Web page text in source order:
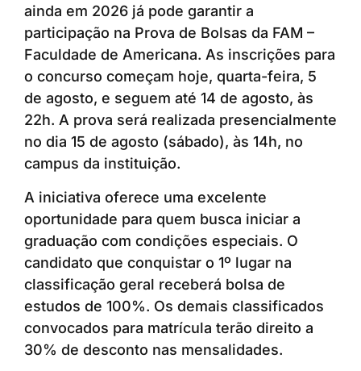
ainda em 2026 já pode garantir a
participação na Prova de Bolsas da FAM –
Faculdade de Americana. As inscrições para
o concurso começam hoje, quarta-feira, 5
de agosto, e seguem até 14 de agosto, às
22h. A prova será realizada presencialmente
no dia 15 de agosto (sábado), às 14h, no
campus da instituição.
A iniciativa oferece uma excelente
oportunidade para quem busca iniciar a
graduação com condições especiais. O
candidato que conquistar o 1º lugar na
classificação geral receberá bolsa de
estudos de 100%. Os demais classificados
convocados para matrícula terão direito a
30% de desconto nas mensalidades.